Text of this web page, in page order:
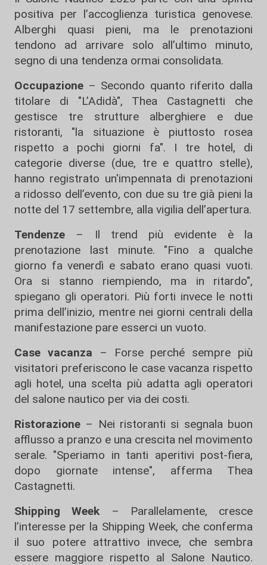
positiva per l’accoglienza turistica genovese.
Alberghi quasi pieni, ma le prenotazioni
tendono ad arrivare solo all’ultimo minuto,
segno di una tendenza ormai consolidata.
Occupazione – Secondo quanto riferito dalla
titolare di "L’Adidà", Thea Castagnetti che
gestisce tre strutture alberghiere e due
ristoranti, "la situazione è piuttosto rosea
rispetto a pochi giorni fa". I tre hotel, di
categorie diverse (due, tre e quattro stelle),
hanno registrato un'impennata di prenotazioni
a ridosso dell’evento, con due su tre già pieni la
notte del 17 settembre, alla vigilia dell’apertura.
Tendenze – Il trend più evidente è la
prenotazione last minute. "Fino a qualche
giorno fa venerdì e sabato erano quasi vuoti.
Ora si stanno riempiendo, ma in ritardo",
spiegano gli operatori. Più forti invece le notti
prima dell’inizio, mentre nei giorni centrali della
manifestazione pare esserci un vuoto.
Case vacanza
– Forse perché sempre più
visitatori preferiscono le case vacanza rispetto
agli hotel, una scelta più adatta agli operatori
del salone nautico per via dei costi.
Ristorazione – Nei ristoranti si segnala buon
afflusso a pranzo e una crescita nel movimento
serale. "Speriamo in tanti aperitivi post-fiera,
dopo giornate intense", afferma Thea
Castagnetti.
Shipping Week
– Parallelamente, cresce
l’interesse per la Shipping Week, che conferma
il suo potere attrattivo invece, che sembra
essere maggiore rispetto al Salone Nautico.